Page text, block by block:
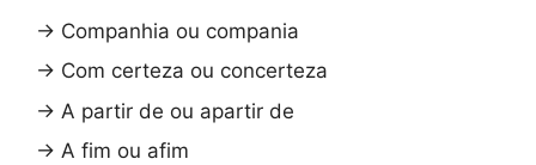
→ Companhia ou compania
→ Com certeza ou concerteza
→ A partir de ou apartir de
→ A fim ou afim